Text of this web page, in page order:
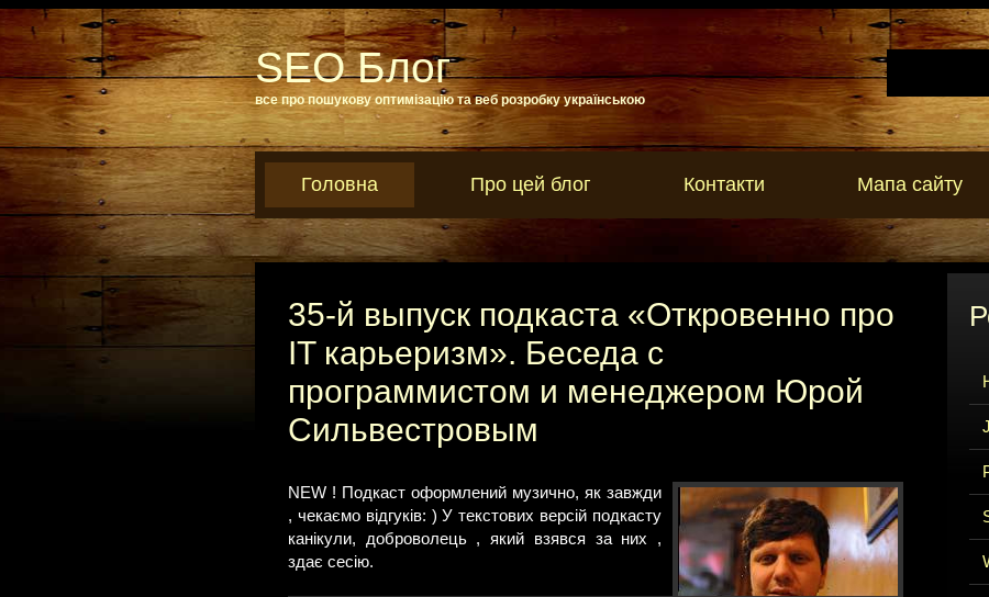
SEO Блог
все про пошукову оптимізацію та веб розробку українською
Головна Про цей блог Контакти Мапа сайту
35-й выпуск подкаста «Откровенно про
IT карьеризм». Беседа с
программистом и менеджером Юрой
Сильвестровым
NEW ! Подкаст оформлений музично, як завжди
, чекаємо відгуків: ) У текстових версій подкасту
канікули, доброволець , який взявся за них ,
здає сесію.